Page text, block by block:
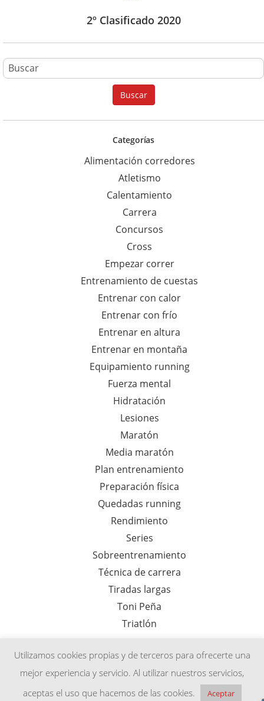
2º Clasificado 2020
u
s
c
p
a
r
a
:
Buscar
Categorías
Alimentación corredores
Atletismo
Calentamiento
Carrera
Concursos
Cross
Empezar correr
Entrenamiento de cuestas
Entrenar con calor
Entrenar con frío
Entrenar en altura
Entrenar en montaña
Equipamiento running
Fuerza mental
Hidratación
Lesiones
Maratón
Media maratón
Plan entrenamiento
Preparación física
Quedadas running
Rendimiento
Series
Sobreentrenamiento
Técnica de carrera
Tiradas largas
Toni Peña
Triatlón
Afiliados
Utilizamos cookies propias y de terceros para ofrecerte una
mejor experiencia y servicio. Al utilizar nuestros servicios,
aceptas el uso que hacemos de las cookies.
Aceptar